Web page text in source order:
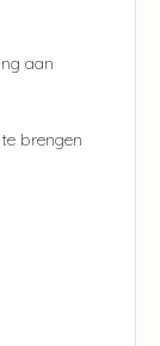
aan
brengen